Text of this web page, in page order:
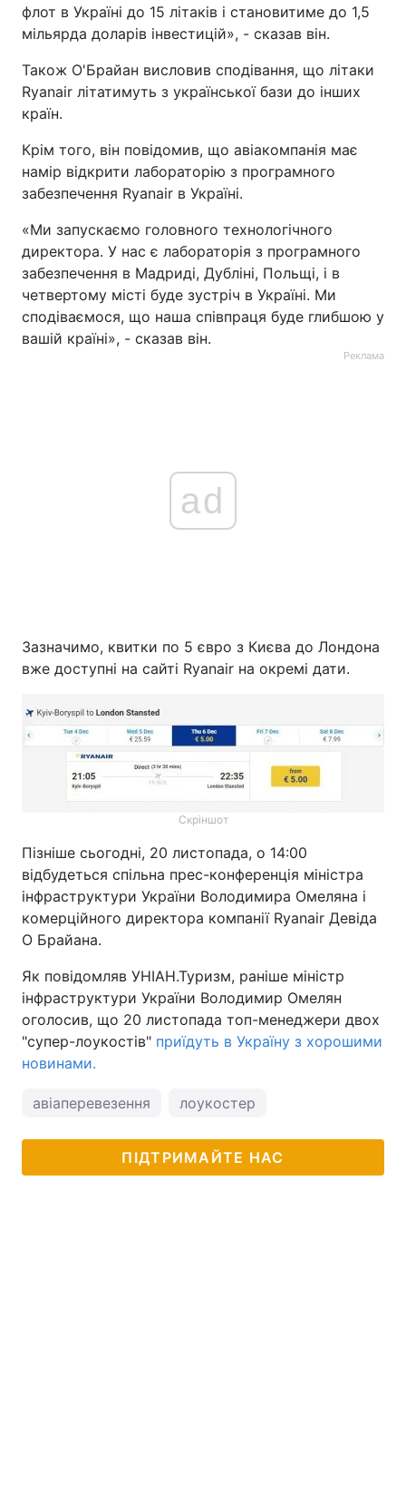
флот в Україні до 15 літаків і становитиме до 1,5
мільярда доларів інвестицій», - сказав він.
Також О'Брайан висловив сподівання, що літаки
Ryanair літатимуть з української бази до інших
країн.
Крім того, він повідомив, що авіакомпанія має
намір відкрити лабораторію з програмного
забезпечення Ryanair в Україні.
«Ми запускаємо головного технологічного
директора. У нас є лабораторія з програмного
забезпечення в Мадриді, Дубліні, Польщі, і в
четвертому місті буде зустріч в Україні. Ми
сподіваємося, що наша співпраця буде глибшою у
вашій країні», - сказав він.
Реклама
ad
Зазначимо, квитки по 5 євро з Києва до Лондона
вже доступні на сайті Ryanair на окремі дати.
Скріншот
Пізніше сьогодні, 20 листопада, о 14:00
відбудеться спільна прес-конференція міністра
інфраструктури України Володимира Омеляна і
комерційного директора компанії Ryanair Девіда
О Брайана.
Як повідомляв УНІАН.Туризм, раніше міністр
інфраструктури України Володимир Омелян
оголосив, що 20 листопада топ-менеджери двох
"супер-лоукостів" приїдуть в Україну з хорошими
новинами.
авіаперевезення лоукостер
ПІДТРИМАЙТЕ НАС